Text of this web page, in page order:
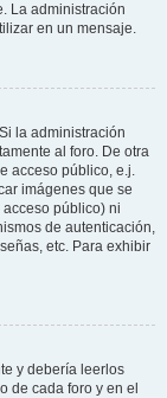
La administración
en un mensaje.
la administración
al foro. De otra
acceso público, e.j.
imágenes que se
público) ni
de autenticación,
etc. Para exhibir
y debería leerlos
de cada foro y en el